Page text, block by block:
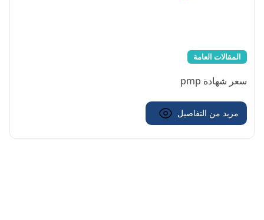
المقالات العامة
سعر شهادة pmp
مزيد من التفاصيل